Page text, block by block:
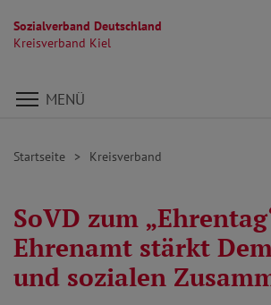
Sozialverband Deutschland
Kreisverband Kiel
Direkt zu den Inhalten springen
MENÜ
Startseite Kreisverband
SoVD zum
Ehrenamt stärkt
und sozialen